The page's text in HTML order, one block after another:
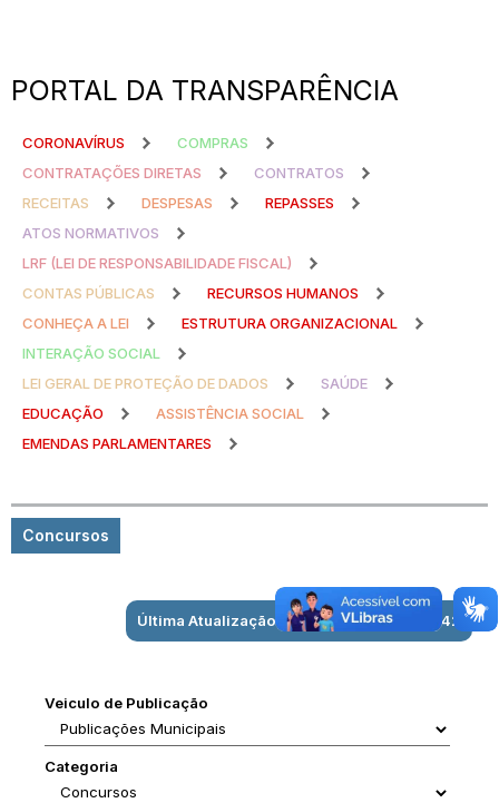
PORTAL DA TRANSPARÊNCIA
CORONAVÍRUS
COMPRAS
CONTRATAÇÕES DIRETAS
CONTRATOS
RECEITAS
DESPESAS
REPASSES
ATOS NORMATIVOS
LRF (LEI DE RESPONSABILIDADE FISCAL)
CONTAS PÚBLICAS
RECURSOS HUMANOS
CONHEÇA A LEI
ESTRUTURA ORGANIZACIONAL
INTERAÇÃO SOCIAL
LEI GERAL DE PROTEÇÃO DE DADOS
SAÚDE
EDUCAÇÃO
ASSISTÊNCIA SOCIAL
EMENDAS PARLAMENTARES
Concursos
Última Atualização: 05/08/2026 às 16:10:42
Veiculo de Publicação
Categoria